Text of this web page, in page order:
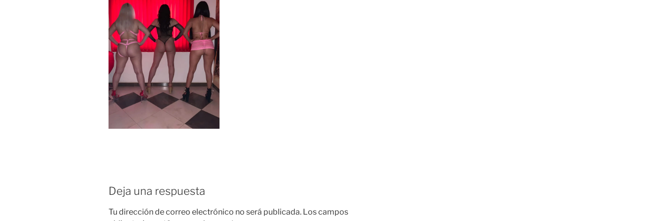
Deja una respuesta
Tu dirección de correo electrónico no será publicada. Los campos